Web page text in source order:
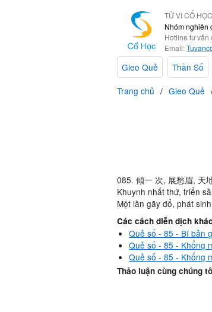
TỬ VI CỔ HỌC
Nhóm nghiên
Hotline tư vấn
Email:
Gieo Quẻ Thần Số
Trang chủ
Gieo Quẻ
085. 傾一 次, 展愁眉, 天
Khuynh nhất thứ, triển
Một lần gãy đổ, phát
Các cách diễn dịch
Quẻ số - 85 - Bí bản
Quẻ số - 85 - Khổng
Quẻ số - 85 - Khổng
Thảo luận cùng chúng